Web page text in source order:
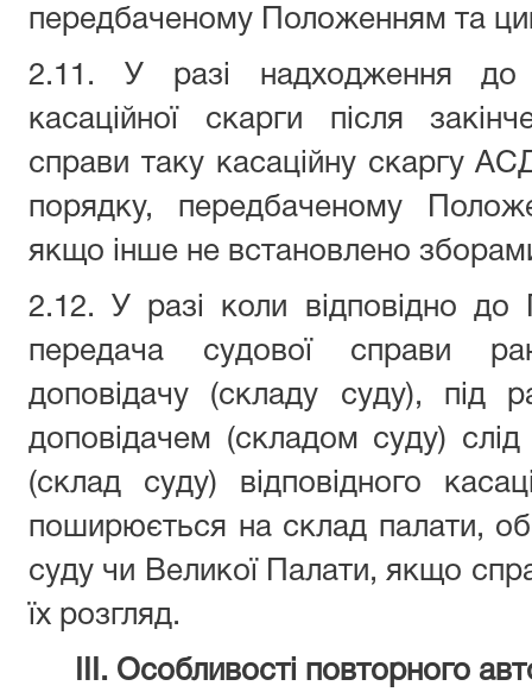
передбаченому Положенням та
2.11. У разі надходження до
касаційної скарги після
справи таку касаційну скаргу
порядку, передбаченому
якщо інше не встановлено
2.12. У разі коли відповідно до
передача судової справи
доповідачу (складу суду), під
доповідачем (складом суду)
(склад суду) відповідного
поширюється на склад палати,
суду чи Великої Палати, якщо
їх розгляд.
ІІІ. Особливості повторного